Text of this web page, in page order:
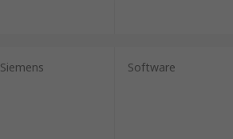
Siemens Software